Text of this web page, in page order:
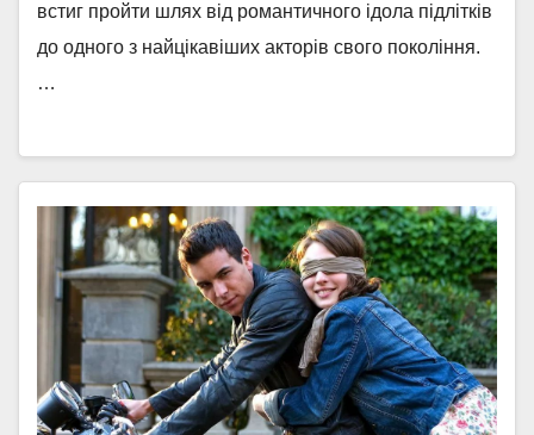
встиг пройти шлях від романтичного ідола підлітків
до одного з найцікавіших акторів свого покоління.
…